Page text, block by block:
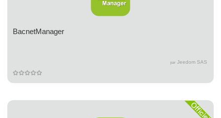
BacnetManager
par Jeedom SAS